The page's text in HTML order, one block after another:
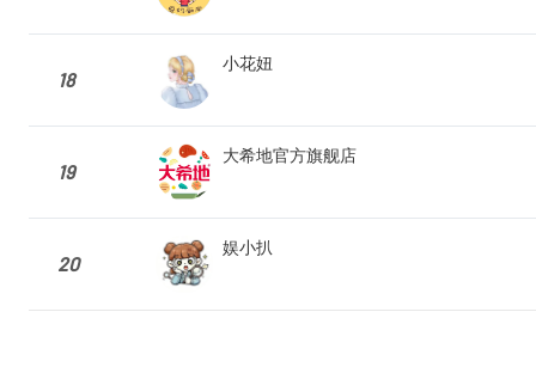
18
小花妞
19
大希地官方旗舰店
20
娱小扒